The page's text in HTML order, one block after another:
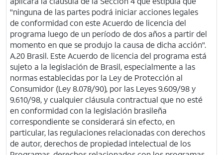
"ninguna de las partes podrá iniciar acciones legales
de conformidad con este Acuerdo de licencia del
programa luego de un período de dos años a partir del
momento en que se produjo la causa de dicha acción".
A.20 Brasil. Este Acuerdo de licencia del programa está
sujeto a la legislación de Brasil, especialmente a las
normas establecidas por la Ley de Protección al
Consumidor (Ley 8.078/90), por las Leyes 9.609/98 y
9.610/98, y cualquier cláusula contractual que no esté
en conformidad con la legislación brasileña
correspondiente se considerará sin efecto, en
particular, las regulaciones relacionadas con derechos
de autor, derechos de propiedad intelectual de los